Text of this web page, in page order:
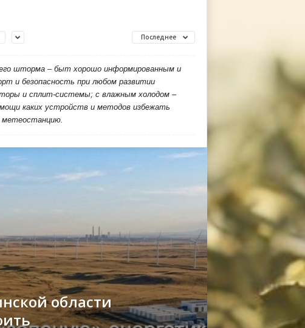
Последнее
шторма – быт хорошо информированным и
и безопасность при любом развитии
и сплит-системы; с влажным холодом –
каких устройств и методов избежать
метеостанцию.
области